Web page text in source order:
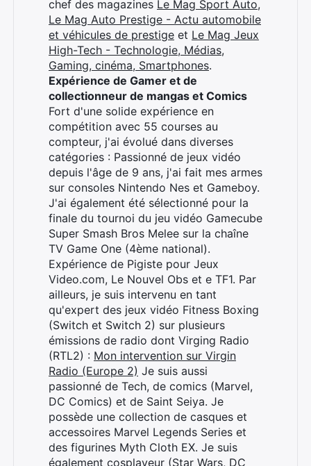
chef des magazines Le Mag Sport Auto,
Le Mag Auto Prestige - Actu automobile
et véhicules de prestige et Le Mag Jeux
High-Tech - Technologie, Médias,
Gaming, cinéma, Smartphones.
Expérience de Gamer et de
collectionneur de mangas et Comics
Fort d'une solide expérience en
compétition avec 55 courses au
compteur, j'ai évolué dans diverses
catégories : Passionné de jeux vidéo
depuis l'âge de 9 ans, j'ai fait mes armes
sur consoles Nintendo Nes et Gameboy.
J'ai également été sélectionné pour la
finale du tournoi du jeu vidéo Gamecube
Super Smash Bros Melee sur la chaîne
TV Game One (4ème national).
Expérience de Pigiste pour Jeux
Video.com, Le Nouvel Obs et e TF1. Par
ailleurs, je suis intervenu en tant
qu'expert des jeux vidéo Fitness Boxing
(Switch et Switch 2) sur plusieurs
émissions de radio dont Virging Radio
(RTL2) : Mon intervention sur Virgin
Radio (Europe 2) Je suis aussi
passionné de Tech, de comics (Marvel,
DC Comics) et de Saint Seiya. Je
possède une collection de casques et
accessoires Marvel Legends Series et
des figurines Myth Cloth EX. Je suis
également cosplayeur (Star Wars, DC
Rechercher
: